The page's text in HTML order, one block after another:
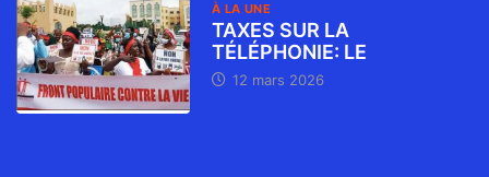
À LA UNE
TAXES SUR LA
TÉLÉPHONIE: LE
12 mars 2026